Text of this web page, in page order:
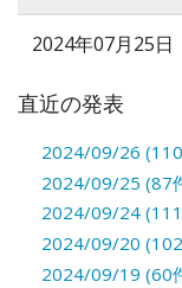
2024年07月25日
直近の発表
2024/09/26
2024/09/25 (87
2024/09/24
2024/09/20
2024/09/19 (60